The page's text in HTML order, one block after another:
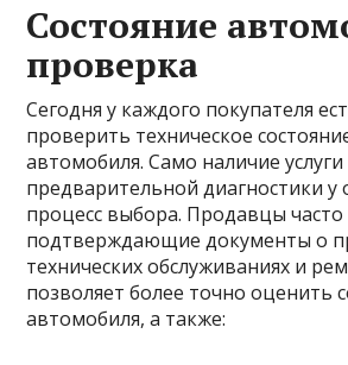
Состояние
проверка
Сегодня у каждого покупателя
проверить техническое
автомобиля. Само наличие услуги
предварительной диагностики у
процесс выбора. Продавцы
подтверждающие документы о
технических обслуживаниях и
позволяет более точно оценить
автомобиля, а также: